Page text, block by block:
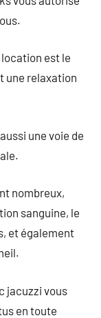
est le
une relaxation
une voie de
nombreux,
sanguine, le
et également
jacuzzi vous
en toute